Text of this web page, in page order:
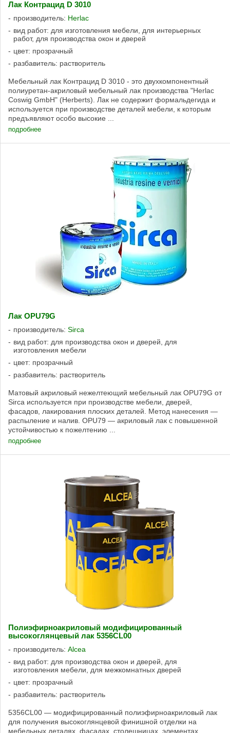
Лак Контрацид D 3010
производитель: Herlac
вид работ: для изготовления мебели, для интерьерных
работ, для производства окон и дверей
цвет: прозрачный
разбавитель: растворитель
Мебельный лак Контрацид D 3010 - это двухкомпонентный
полиуретан-акриловый мебельный лак производства "Herlac
Coswig GmbH" (Herberts). Лак не содержит формальдегида и
используется при производстве деталей мебели, к которым
предъявляют особо высокие ...
подробнее
Лак OPU79G
производитель: Sirca
вид работ: для производства окон и дверей, для
изготовления мебели
цвет: прозрачный
разбавитель: растворитель
Матовый акриловый нежелтеющий мебельный лак OPU79G от
Sirca используется при производстве мебели, дверей,
фасадов, лакирования плоских деталей. Метод нанесения —
распыление и налив. OPU79 — акриловый лак с повышенной
устойчивостью к пожелтению ...
подробнее
Полиэфирноакриловый модифицированный
высокоглянцевый лак 5356CL00
производитель: Alcea
вид работ: для производства окон и дверей, для
изготовления мебели, для межкомнатных дверей
цвет: прозрачный
разбавитель: растворитель
5356CL00 — модифицированный полиэфирноакриловый лак
для получения высокоглянцевой финишной отделки на
мебельных деталях, фасадах, столешницах, элементах